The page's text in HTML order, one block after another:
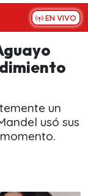
EN VIVO
un
usó sus